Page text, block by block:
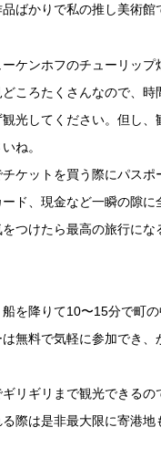
ばかりで私の推し美術館
ケンホフのチューリップ
ころたくさんなので、時
光してください。但し、
ね。
ケットを買う際にパスポ
ド、現金など一瞬の隙に
つけたら最高の旅行にな
を降りて10〜15分で町
無料で気軽に参加でき、
リギリまで観光できるの
際は是非最大限に寄港地